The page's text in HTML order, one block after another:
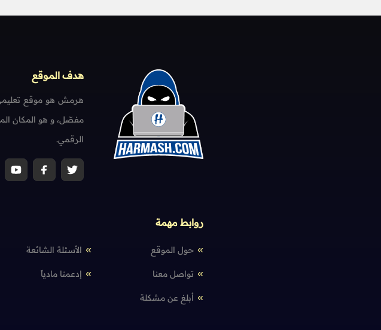
هدف الموقع
هرمش هو موقع
مفصّل، و هو المكان
الرقمي.
روابط مهمة
حول الموقع الأسئلة الشائعة
تواصل معنا إدعمنا مادياً
أبلغ عن مشكلة